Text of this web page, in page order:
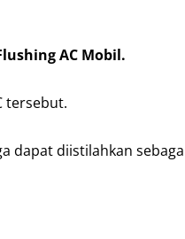
AC Mobil.
tersebut.
dapat diistilahkan